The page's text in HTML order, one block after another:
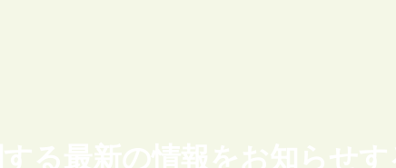
る最新の情報をお知らせ